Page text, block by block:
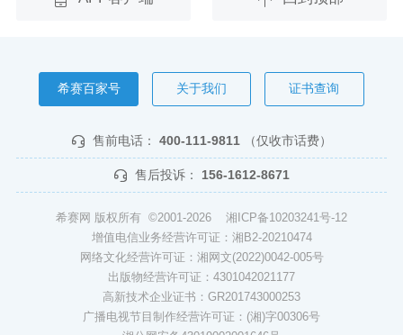
希赛百家号 关于我们 证书查询
售前电话： 400-111-9811 （仅收市话费）
售后投诉： 156-1612-8671
希赛网 版权所有 ©2001-2026 湘ICP备10203241号-12
增值电信业务经营许可证：湘B2-20210474
网络文化经营许可证：湘网文(2022)0042-005号
出版物经营许可证：4301042021177
高新技术企业证书：GR201743000253
广播电视节目制作经营许可证：(湘)字00306号